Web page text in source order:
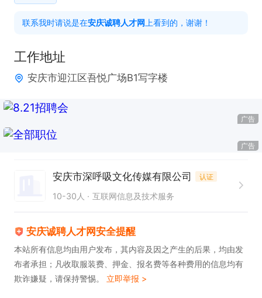
大，自信最重要)
【主播待遇】
1、4000-10000+，可选择合适时间段；
2、有专业经纪团队培训，提供专业直播设备、场
在安庆诚聘人才网上看到的。
联系我时请说是在安庆诚聘人才网 上看到的，谢谢！
工作地址
安庆市迎江区吾悦广场B1写字楼
广告
广告
安庆市深呼吸文化传媒有限公司 认证
10-30人 互联网信息及技术服务
安庆诚聘人才网安全提醒
本站所有信息均由用户发布，其内容及因之产生的后果，均由发
布者承担；凡收取服装费、押金、报名费等各种费用的信息均有
欺诈嫌疑，请保持警惕。 立即举报 >